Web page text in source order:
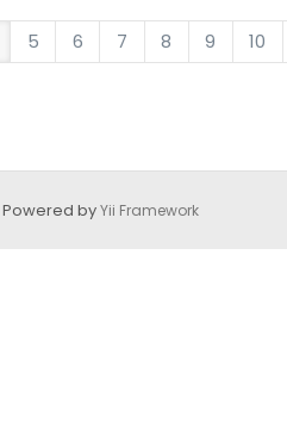
5 6 7 8 9 10
Powered byYii Framework